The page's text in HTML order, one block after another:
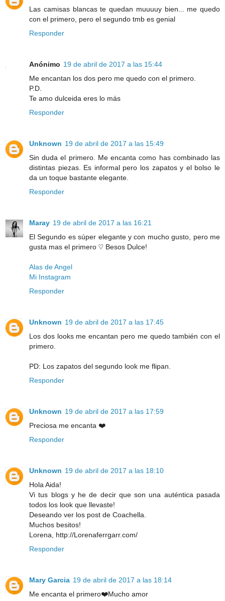
Las camisas blancas te quedan muuuuy bien... me quedo
con el primero, pero el segundo tmb es genial
Responder
Anónimo 19 de abril de 2017 a las 15:44
Me encantan los dos pero me quedo con el primero.
P.D.
Te amo dulceida eres lo más
Responder
Unknown 19 de abril de 2017 a las 15:49
Sin duda el primero. Me encanta como has combinado las
distintas piezas. Es informal pero los zapatos y el bolso le
da un toque bastante elegante.
Responder
Maray 19 de abril de 2017 a las 16:21
El Segundo es súper elegante y con mucho gusto, pero me
gusta mas el primero ♡ Besos Dulce!
Alas de Angel
Mi Instagram
Responder
Unknown 19 de abril de 2017 a las 17:45
Los dos looks me encantan pero me quedo también con el
primero.
PD: Los zapatos del segundo look me flipan.
Responder
Unknown 19 de abril de 2017 a las 17:59
Preciosa me encanta ❤️
Responder
Unknown 19 de abril de 2017 a las 18:10
Hola Aida!
Vi tus blogs y he de decir que son una auténtica pasada
todos los look que llevaste!
Deseando ver los post de Coachella.
Muchos besitos!
Lorena, http://Lorenaferrgarr.com/
Responder
Mary Garcia 19 de abril de 2017 a las 18:14
Me encanta el primero❤️Mucho amor